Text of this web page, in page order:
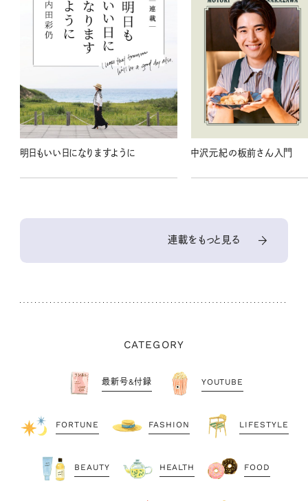
明日もいい日になりますように 中沢元紀の板前さん入門
連載をもっと見る
CATEGORY
最新号&付録 YOUTUBE
FORTUNE FASHION LIFESTYLE
BEAUTY HEALTH FOOD